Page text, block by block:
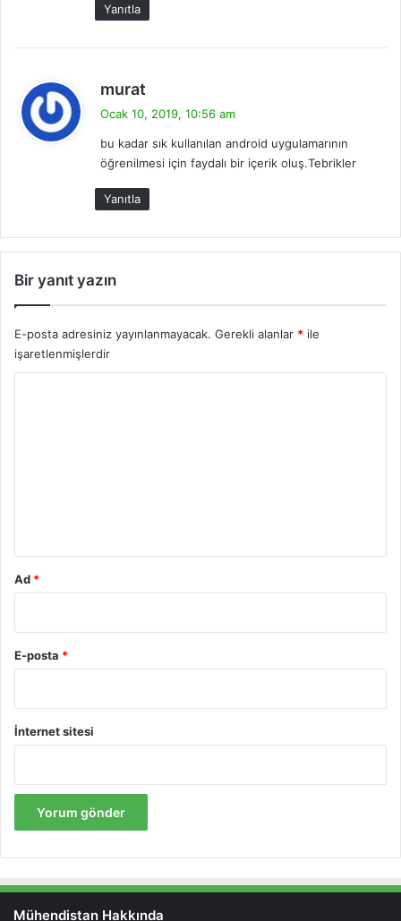
Yanıtla
murat
i
k
i
:
Ocak 10, 2019, 10:56 am
bu kadar sık kullanılan android uygulamarının
öğrenilmesi için faydalı bir içerik oluş.Tebrikler
Yanıtla
Bir yanıt yazın
E-posta adresiniz yayınlanmayacak. Gerekli alanlar * ile
işaretlenmişlerdir
Ad *
E-posta *
İnternet sitesi
Mühendistan Hakkında